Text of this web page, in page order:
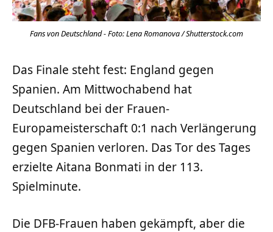
Fans von Deutschland - Foto: Lena Romanova / Shutterstock.com
Das Finale steht fest: England gegen
Spanien. Am Mittwochabend hat
Deutschland bei der Frauen-
Europameisterschaft 0:1 nach Verlängerung
gegen Spanien verloren. Das Tor des Tages
erzielte Aitana Bonmati in der 113.
Spielminute.
Die DFB-Frauen haben gekämpft, aber die